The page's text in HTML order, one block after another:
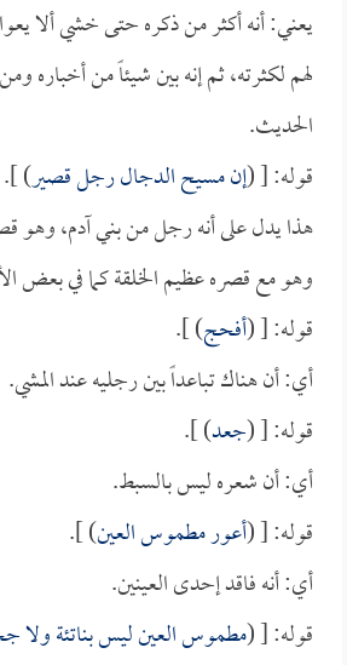
يعني: أنه أكثر من ذكره حتى خشي ألا
لهم لكثرته، ثم إنه بين شيئاً من أخباره
الحديث.
قوله: [ (إن مسيح الدجال رجل قصير) ].
هذا يدل على أنه رجل من بني آدم، وهو
وهو مع قصره عظيم الخلقة كما في بعض
قوله: [ (أفحج) ].
أي: أن هناك تباعداً بين رجليه عند المشي.
قوله: [ (جعد) ].
أي: أن شعره ليس بالسبط.
قوله: [ (أعور مطموس العين) ].
أي: أنه فاقد إحدى العينين.
قوله: [ (مطموس العين ليس بناتئة ولا